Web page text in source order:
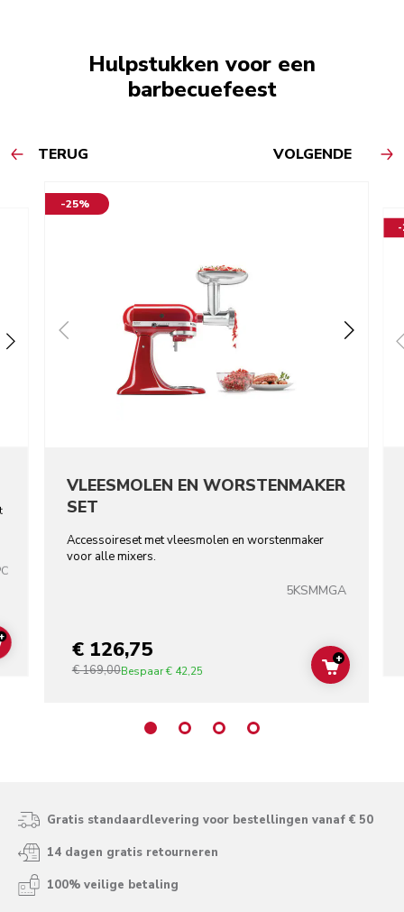
Hulpstukken voor een
barbecuefeest
TERUG VOLGENDE
ADD TO CART
-25%
VLEESMOLEN EN WORSTENMAKER
SET
Accessoireset met vleesmolen en worstenmaker
voor alle mixers.
5KSMMGA
€ 126,75
€ 169,00Bespaar€ 42,25 ADD TO
+
-
Gratis standaardlevering voor bestellingen vanaf € 50
14 dagen gratis retourneren
100% veilige betaling